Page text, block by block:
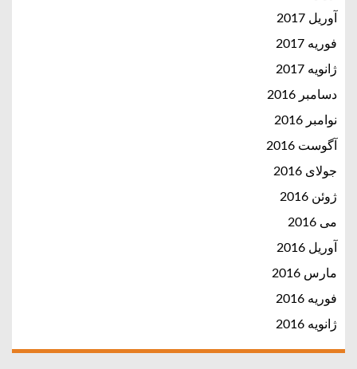
آوریل 2017
فوریه 2017
ژانویه 2017
دسامبر 2016
نوامبر 2016
آگوست 2016
جولای 2016
ژوئن 2016
می 2016
آوریل 2016
مارس 2016
فوریه 2016
ژانویه 2016